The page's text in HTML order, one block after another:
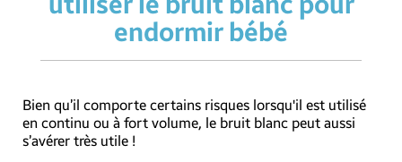
endormir bébé
Bien qu’il comporte certains risques lorsqu'il est utilisé
en continu ou à fort volume, le bruit blanc peut aussi
s’avérer très utile !